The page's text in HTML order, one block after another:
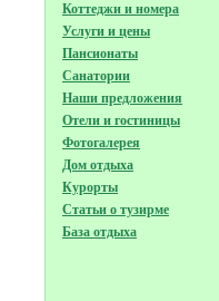
Коттеджи и номера
Услуги и цены
Пансионаты
Санатории
Наши предложения
Отели и гостиницы
Фотогалерея
Дом отдыха
Курорты
Статьи о тузирме
База отдыха